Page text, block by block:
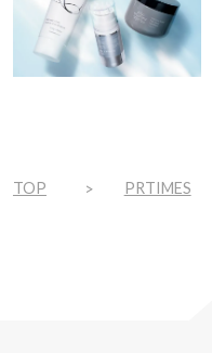
TOP PRTIMES